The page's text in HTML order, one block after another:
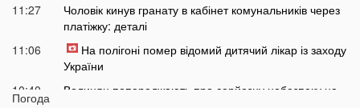
11:27
Чоловік кинув гранату в кабінет комунальників через
платіжку: деталі
11:06
На полігоні помер відомий дитячий лікар із заходу
України
10:40
Волинян попереджають про серйозну небезпеку на
Погода